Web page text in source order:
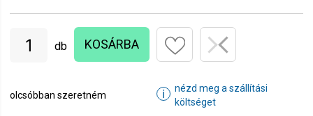
db KOSÁRBA
olcsóbban szeretném ℹ
nézd meg a szállítási
költséget